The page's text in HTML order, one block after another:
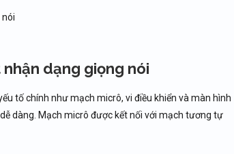
dạng giọng nói
tố chính như mạch micrô, vi điều khiển và màn hình
dàng. Mạch micrô được kết nối với mạch tương tự